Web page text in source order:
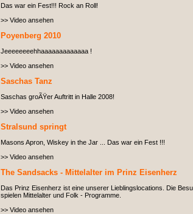
Das war ein Fest!!! Rock an Roll!
>> Video ansehen
Poyenberg 2010
Jeeeeeeeehhaaaaaaaaaaaaa !
>> Video ansehen
Saschas Tanz
Saschas groÃŸer Auftritt in Halle 2008!
>> Video ansehen
Stralsund springt
Masons Apron, Wiskey in the Jar ... Das war ein Fest !!!
>> Video ansehen
The Sandsacks - Mittelalter im Prinz Eisenherz
Das Prinz Eisenherz ist eine unserer Lieblingslocations. Die
spielen Mittelalter und Folk - Programme.
>> Video ansehen